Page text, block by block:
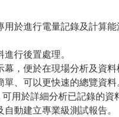
於進行電量記錄及計算能
行後置處理。
，便於在現場分析及資料
、可以更快速的總覽資料
用於詳細分析已記錄的資
動建立專業級測試報告。